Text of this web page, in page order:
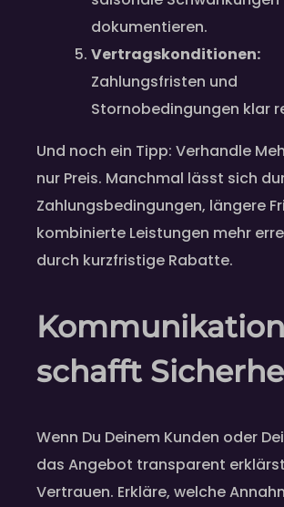
dokumentieren.
Vertragskonditionen:
Zahlungsfristen und
Stornobedingungen klar
Und noch ein Tipp: Verhandle
nur Preis. Manchmal lässt sich
Zahlungsbedingungen, längere
kombinierte Leistungen mehr
durch kurzfristige Rabatte.
Kommunikation
schafft
Wenn Du Deinem Kunden oder
das Angebot transparent
Vertrauen. Erkläre, welche